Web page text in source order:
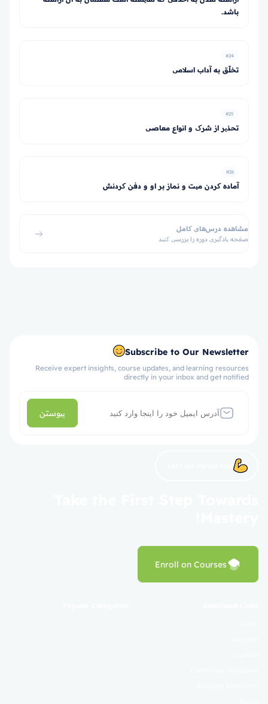
باشد.
#24
تخلّق به آداب اسلامی
#25
تحذیر از شرک و انواع معاصی
#26
آماده کردن میت و نماز بر او و دفن کردنش
مشاهده درس‌های کامل
صفحه یادگیری دوره را بررسی کنید
Subscribe to Our Newsletter
Receive expert insights, course updates, and learning resources
directly in your inbox and get notified
پیوستن
Enroll on Courses